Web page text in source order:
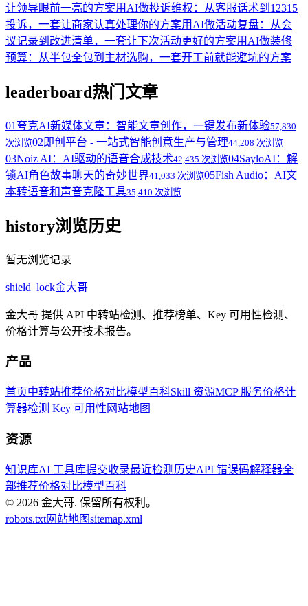
让领导眼前一亮的方案用AI做投诉维权：从客服话术到12315
投诉，一套让商家认真处理你的方案用AI做活动复盘：从会
议记录到改进清单，一套让下次活动更好的方案用AI做装修
预算：从半包全包到主材选购，一套开工前就能避坑的方案
leaderboard热门文章
01夸克AI新媒体文章：智能文章创作，一键发布新体验57,830
次浏览02 即创平台 - 一站式智能创意生产与管理44,208 次浏览
03Noiz AI：AI驱动的语音合成技术42,435 次浏览04SayloAI：解
锁AI角色故事聊天的奇妙世界41,033 次浏览05Fish Audio：AI文
本转语音和声音克隆工具35,410 次浏览
history浏览历史
暂无浏览记录
shield_lock金大哥
金大哥 提供 API 中转站检测、推荐榜单、Key 可用性检测、
价格计算与公开技术报告。
产品
首页中转站推荐价格对比模型百科Skill 资源MCP 服务价格计
算器检测 Key 可用性 网站地图
资源
知识库AI 工具库提交收录最近检测历史API 错误码解释器全
部推荐价格对比模型百科
© 2026 金大哥. 保留所有权利。
robots.txt网站地图sitemap.xml